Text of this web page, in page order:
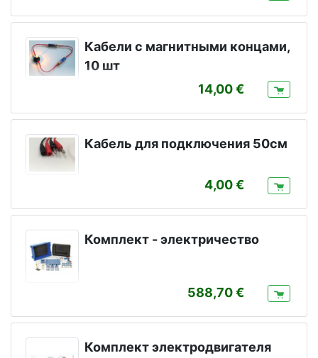
Кабели с магнитными концами,
10 шт
14,00
Кабель для подключения 50см
4,00
Комплект - электричество
588,70
Комплект электродвигателя